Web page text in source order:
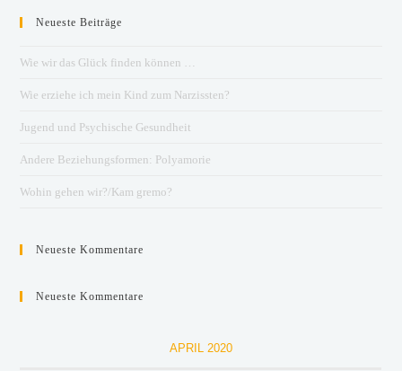
Neueste Beiträge
Wie wir das Glück finden können …
Wie erziehe ich mein Kind zum Narzissten?
Jugend und Psychische Gesundheit
Andere Beziehungsformen: Polyamorie
Wohin gehen wir?/Kam gremo?
Neueste Kommentare
Neueste Kommentare
APRIL 2020